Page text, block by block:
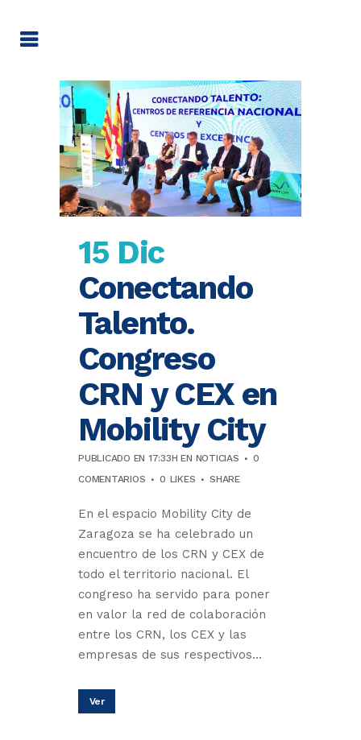
15 Dic
Conectando
Talento.
Congreso
CRN y CEX en
Mobility City
PUBLICADO EN 17:33H EN NOTICIAS
0
COMENTARIOS
0 LIKES SHARE
En el espacio Mobility City de
Zaragoza se ha celebrado un
encuentro de los CRN y CEX de
todo el territorio nacional. El
congreso ha servido para poner
en valor la red de colaboración
entre los CRN, los CEX y las
empresas de sus respectivos...
Ver